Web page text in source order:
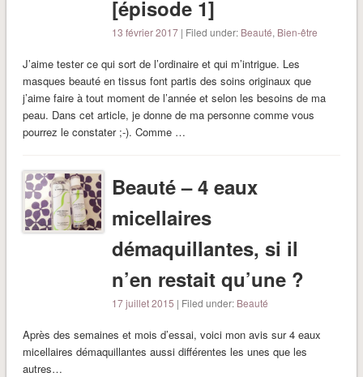
[épisode 1]
13 février 2017 | Filed under: Beauté, Bien-être
J’aime tester ce qui sort de l’ordinaire et qui m’intrigue. Les
masques beauté en tissus font partis des soins originaux que
j’aime faire à tout moment de l’année et selon les besoins de ma
peau. Dans cet article, je donne de ma personne comme vous
pourrez le constater ;-). Comme …
Beauté – 4 eaux
micellaires
démaquillantes, si il
n’en restait qu’une ?
17 juillet 2015 | Filed under: Beauté
Après des semaines et mois d’essai, voici mon avis sur 4 eaux
micellaires démaquillantes aussi différentes les unes que les
autres…